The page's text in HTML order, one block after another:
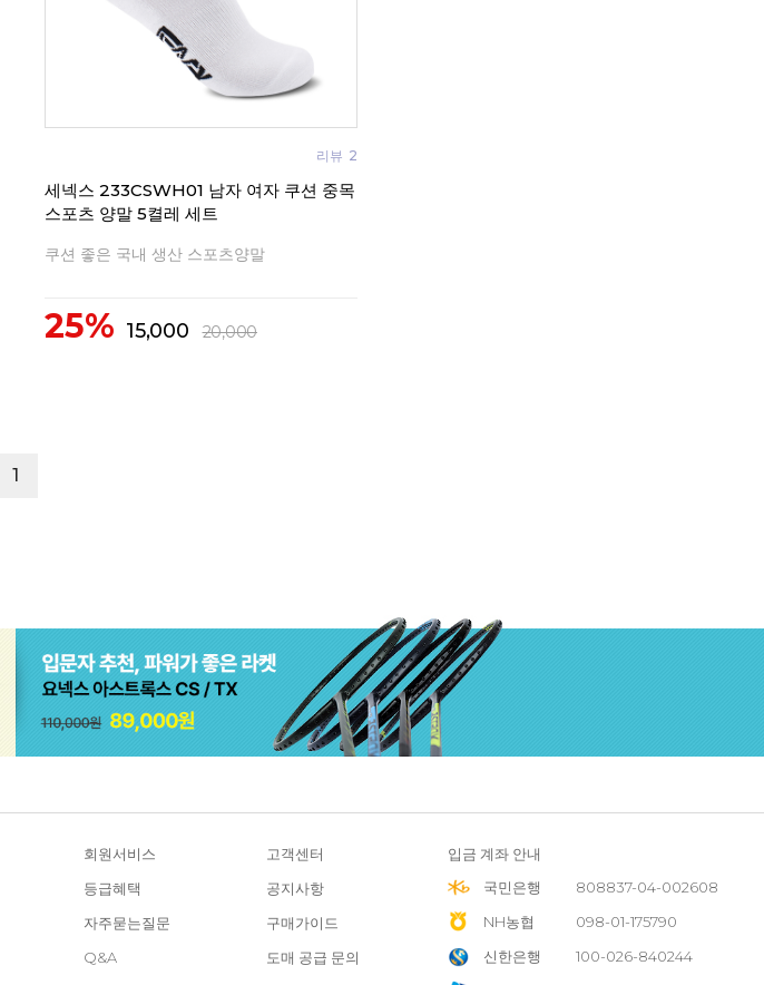
리뷰 2
세넥스 233CSWH01 남자 여자 쿠션 중목
스포츠 양말 5켤레 세트
쿠션 좋은 국내 생산 스포츠양말
25% 15,000 20,000
1
회원서비스
고객센터
등급혜택
공지사항
자주묻는질문
구매가이드
Q&A
도매 공급 문의
입금 계좌 안내
국민은행
808837-04-002608
NH농협
098-01-175790
신한은행
100-026-840244